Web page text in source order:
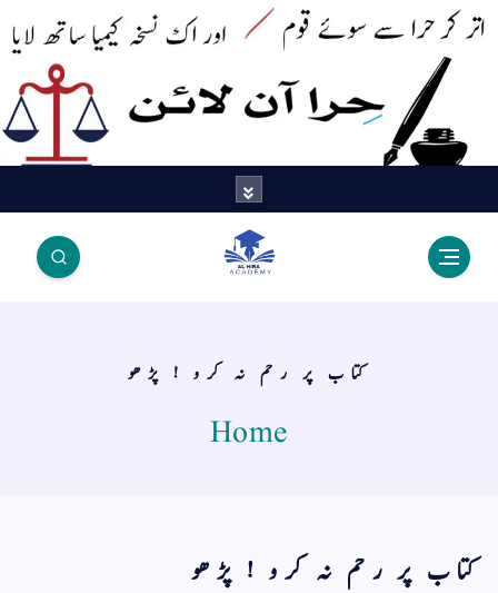
اک نسخہ کیمیا ساتھ لایا
کتاب پر رحم نہ کرو ! پڑھو
Home
کتاب پر رحم نہ کرو ! پڑھو